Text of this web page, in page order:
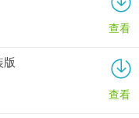
查看
版
查看